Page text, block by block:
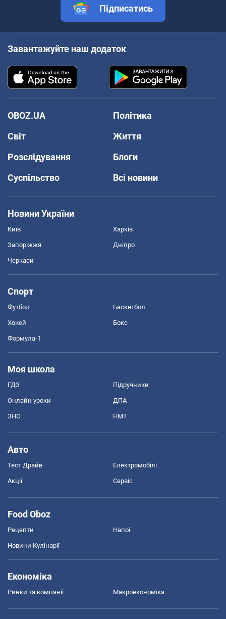
Підписатись
Завантажуйте наш додаток
OBOZ.UA
Політика
Світ
Життя
Розслідування
Блоги
Суспільство
Всі новини
Новини України
Київ Харків
Запоріжжя Дніпро
Черкаси
Спорт
Футбол Баскетбол
Хокей Бокс
Формула-1
Моя школа
ГДЗ Підручники
Онлайн уроки ДПА
ЗНО НМТ
Авто
Тест Драйв Електромобілі
Акції Сервіс
Food Oboz
Рецепти Напої
Новини Кулінарії
Економіка
Ринки та компанії Макроекономіка